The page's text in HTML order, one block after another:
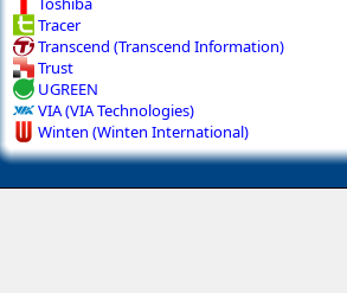
Tracer
Transcend (Transcend Information)
Trust
UGREEN
VIA (VIA Technologies)
Winten (Winten International)